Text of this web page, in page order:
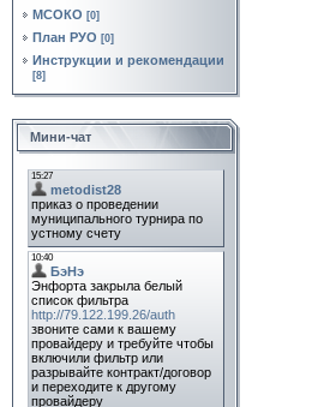
МСОКО [0]
План РУО [0]
Инструкции и рекомендации
[8]
Мини-чат